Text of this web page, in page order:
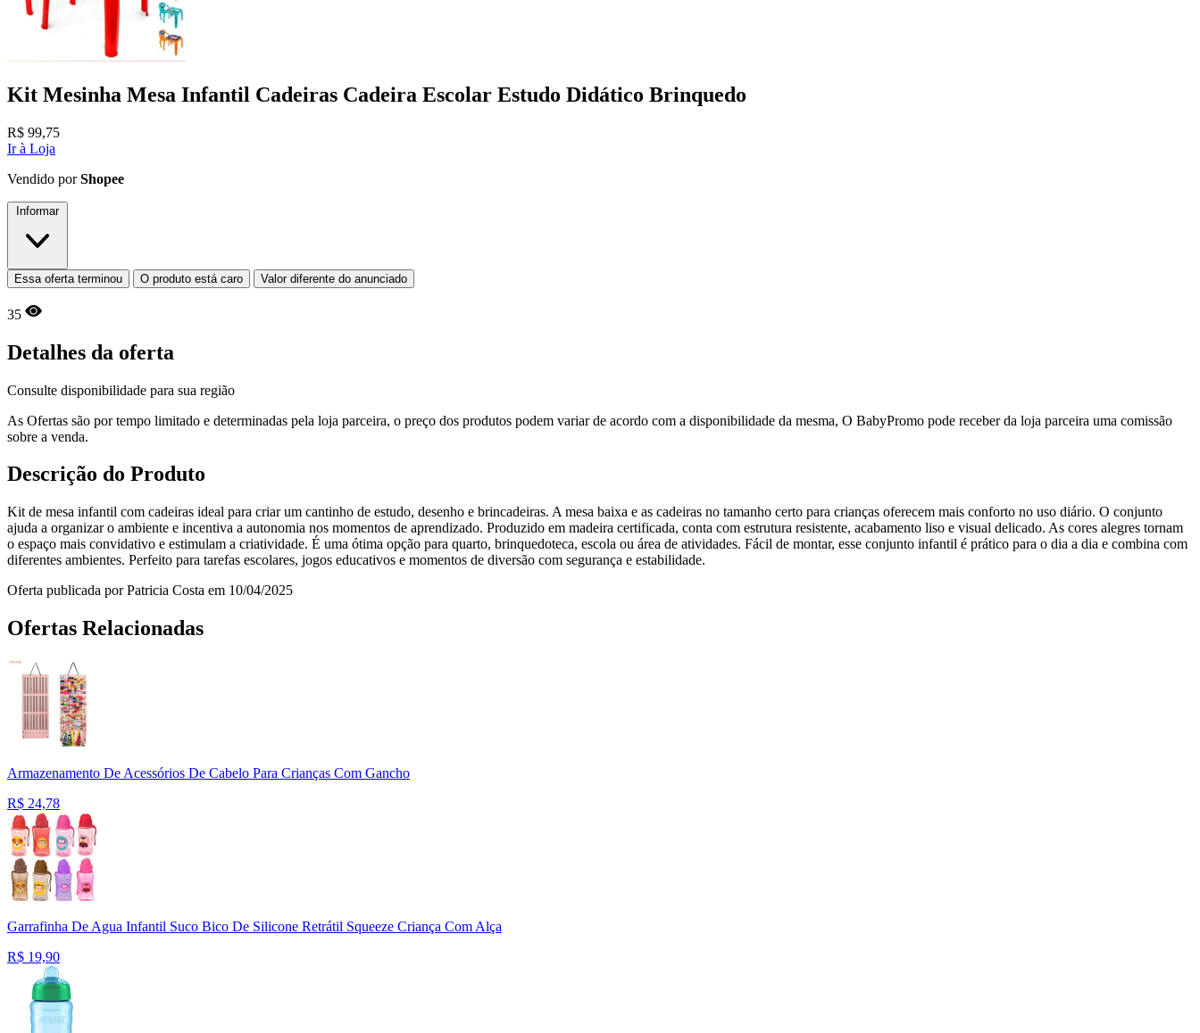
Kit Mesinha Mesa Infantil Cadeiras Cadeira Escolar Estudo Didático Brinquedo
R$ 99,75
Ir à Loja
Vendido porShopee
Informar
Essa oferta terminou O produto está caro Valor diferente do anunciado
35
Detalhes da oferta
Consulte disponibilidade para sua região
As Ofertas são por tempo limitado e determinadas pela loja parceira, o preço dos produtos podem variar de acordo com a disponibilidade da mesma, O BabyPromo pode receber da loja parceira uma comissão
sobre a venda.
Descrição do Produto
Kit de mesa infantil com cadeiras ideal para criar um cantinho de estudo, desenho e brincadeiras. A mesa baixa e as cadeiras no tamanho certo para crianças oferecem mais conforto no uso diário. O conjunto
ajuda a organizar o ambiente e incentiva a autonomia nos momentos de aprendizado. Produzido em madeira certificada, conta com estrutura resistente, acabamento liso e visual delicado. As cores alegres tornam
o espaço mais convidativo e estimulam a criatividade. É uma ótima opção para quarto, brinquedoteca, escola ou área de atividades. Fácil de montar, esse conjunto infantil é prático para o dia a dia e combina com
diferentes ambientes. Perfeito para tarefas escolares, jogos educativos e momentos de diversão com segurança e estabilidade.
Oferta publicada por Patricia Costa em 10/04/2025
Ofertas Relacionadas
Armazenamento De Acessórios De Cabelo Para Crianças Com Gancho
R$ 24,78
Garrafinha De Agua Infantil Suco Bico De Silicone Retrátil Squeeze Criança Com Alça
R$ 19,90